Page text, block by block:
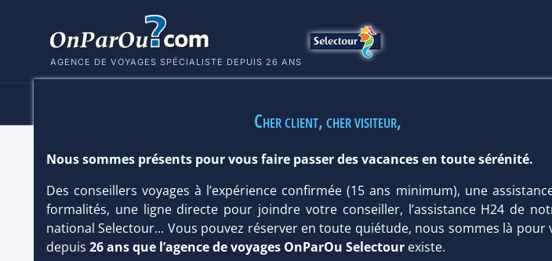
AGENCE DE VOYAGES SPÉCIALISTE DEPUIS 26 ANS
HÔTEL ARENAL 3*
HôtelClassique
Infos météo : 27 °C 63 mm
Cher client, cher visiteur,
Nous sommes présents pour vous faire passer des vacances en toute sérénité.
Des conseillers voyages à l’expérience confirmée (15 ans minimum), une
formalités, une ligne directe pour joindre votre conseiller, l’assistance H24 de
national Selectour... Vous pouvez réserver en toute quiétude, nous sommes là pour
depuis 26 ans que l’agence de voyages OnParOu Selectourexiste.